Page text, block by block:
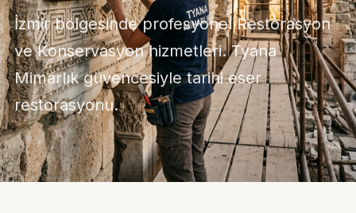
İzmir bölgesinde profesyonel Restorasyon
ve Konservasyon hizmetleri. Tyana
Mimarlık güvencesiyle tarihi eser
restorasyonu.